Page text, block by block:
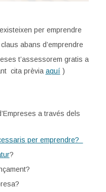
per emprendre
abans d’emprendre
t’assessorem gratis a
cita prèvia aquí )
a través dels
per emprendre?
?